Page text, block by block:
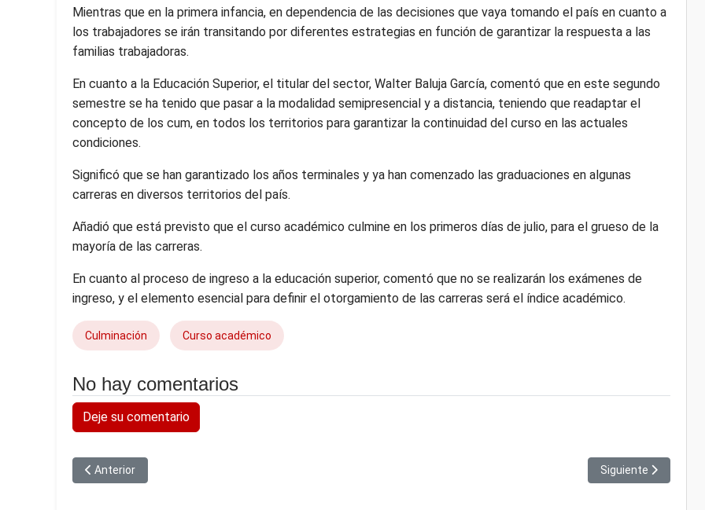
Mientras que en la primera infancia, en dependencia de las decisiones que vaya tomando el país en cuanto a
los trabajadores se irán transitando por diferentes estrategias en función de garantizar la respuesta a las
familias trabajadoras.
En cuanto a la Educación Superior, el titular del sector, Walter Baluja García, comentó que en este segundo
semestre se ha tenido que pasar a la modalidad semipresencial y a distancia, teniendo que readaptar el
concepto de los cum, en todos los territorios para garantizar la continuidad del curso en las actuales
condiciones.
Significó que se han garantizado los años terminales y ya han comenzado las graduaciones en algunas
carreras en diversos territorios del país.
Añadió que está previsto que el curso académico culmine en los primeros días de julio, para el grueso de la
mayoría de las carreras.
En cuanto al proceso de ingreso a la educación superior, comentó que no se realizarán los exámenes de
ingreso, y el elemento esencial para definir el otorgamiento de las carreras será el índice académico.
Culminación Curso académico
No hay comentarios
Deje su comentario
Artículo anterior: Comité Manos Fuera de Cuba en EEUU ratifica solidaridad
Anterior Artículo siguiente:
Siguiente